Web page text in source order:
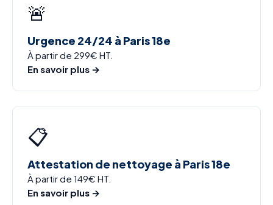
🚨
Urgence 24/24 à Paris 18e
À partir de 299€ HT.
En savoir plus →
📋
Attestation de nettoyage à Paris 18e
À partir de 149€ HT.
En savoir plus →